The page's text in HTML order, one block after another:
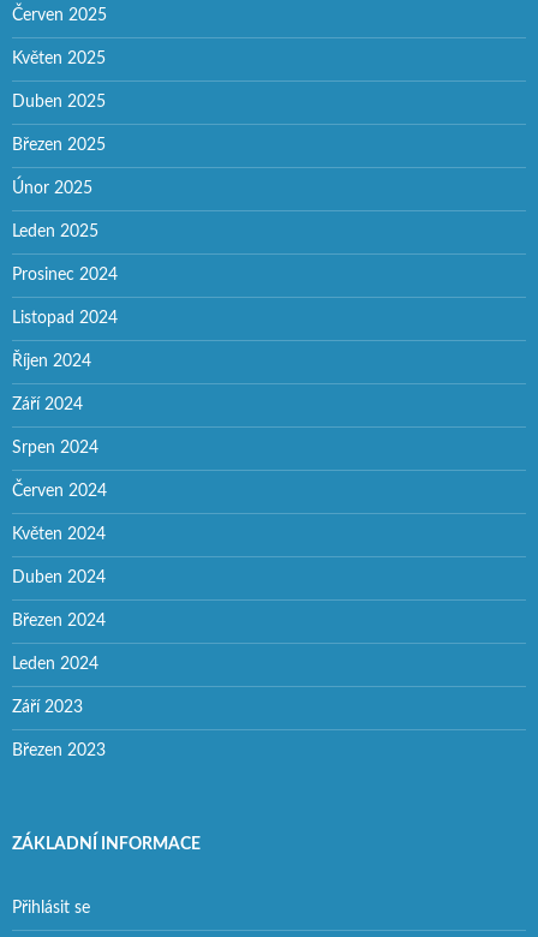
Červen 2025
Květen 2025
Duben 2025
Březen 2025
Únor 2025
Leden 2025
Prosinec 2024
Listopad 2024
Říjen 2024
Září 2024
Srpen 2024
Červen 2024
Květen 2024
Duben 2024
Březen 2024
Leden 2024
Září 2023
Březen 2023
ZÁKLADNÍ INFORMACE
Přihlásit se